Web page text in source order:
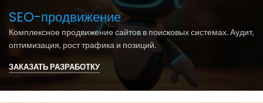
SEO-продвижение
Комплексное продвижение сайтов в поисковых системах. Аудит,
оптимизация, рост трафика и позиций.
ЗАКАЗАТЬ РАЗРАБОТКУ